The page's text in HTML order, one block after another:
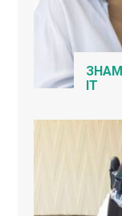
IT